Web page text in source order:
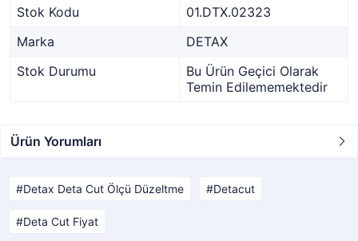
Stok Kodu
01.DTX.02323
Marka
DETAX
Stok Durumu
Bu Ürün Geçici Olarak
Temin Edilememektedir
Ürün Yorumları
Detax Deta Cut Ölçü Düzeltme Detacut
Deta Cut Fiyat